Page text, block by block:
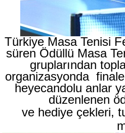
Türkiye Masa Tenisi
süren Ödüllü Masa
gruplarından
organizasyonda
heyecandolu anlar
düzenlenen
ve hediye çekleri,